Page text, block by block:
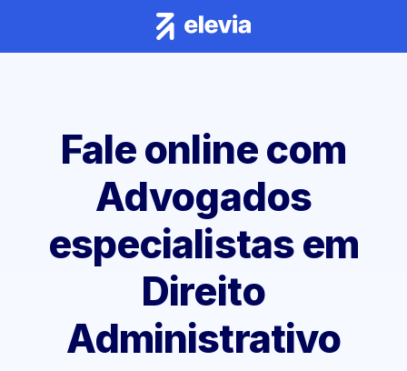
Fale online com
Advogados
especialistas em
Direito
Administrativo